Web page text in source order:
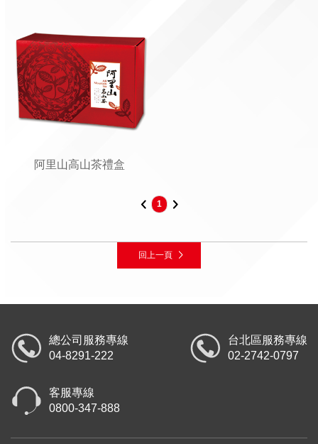
阿里山高山茶禮盒
1
回上一頁
總公司服務專線
04-8291-222
台北區服務專線
02-2742-0797
客服專線
0800-347-888